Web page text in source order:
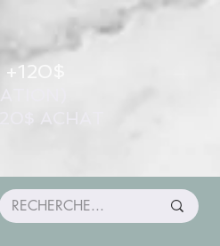
ACHAT